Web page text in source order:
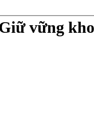
vững